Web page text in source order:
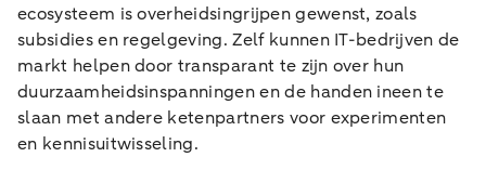
ecosysteem is overheidsingrijpen gewenst, zoals
subsidies en regelgeving. Zelf kunnen IT-bedrijven de
markt helpen door transparant te zijn over hun
duurzaamheidsinspanningen en de handen ineen te
slaan met andere ketenpartners voor experimenten
en kennisuitwisseling.